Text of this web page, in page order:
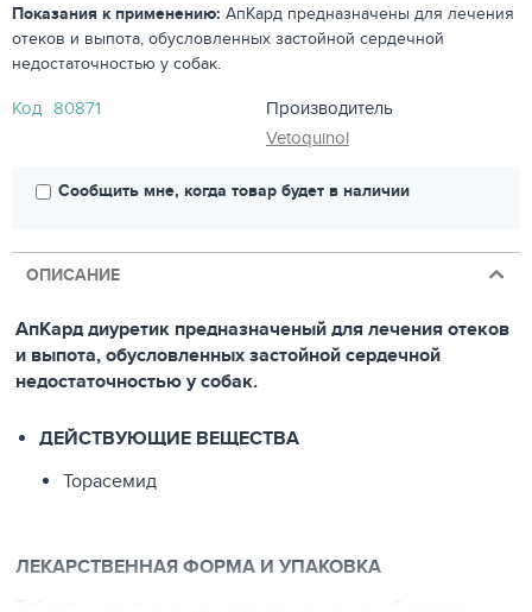
Показания к применению: АпКард предназначены для лечения
отеков и выпота, обусловленных застойной сердечной
недостаточностью у собак.
Код 80871
Производитель
Vetoquinol
Сообщить мне, когда товар будет в наличии
ОПИСАНИЕ
АпКард диуретик предназначеный для лечения отеков
и выпота, обусловленных застойной сердечной
недостаточностью у собак.
ДЕЙСТВУЮЩИЕ ВЕЩЕСТВА
Торасемид
ЛЕКАРСТВЕННАЯ ФОРМА И УПАКОВКА